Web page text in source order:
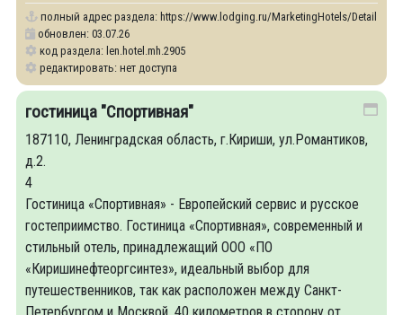
полный адрес раздела: https://www.lodging.ru/MarketingHotels/Details/
обновлен: 03.07.26
код раздела: len.hotel.mh.2905
редактировать: нет доступа
гостиница "Спортивная"
187110, Ленинградская область, г.Кириши, ул.Романтиков,
д.2.
4
Гостиница «Спортивная» - Европейский сервис и русское
гостеприимство. Гостиница «Спортивная», современный и
стильный отель, принадлежащий ООО «ПО
«Киришинефтеоргсинтез», идеальный выбор для
путешественников, так как расположен между Санкт-